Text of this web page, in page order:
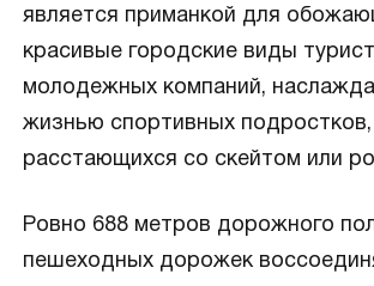
является приманкой для
красивые городские виды
молодежных компаний,
жизнью спортивных подростков,
расстающихся со скейтом или
Ровно 688 метров дорожного
пешеходных дорожек